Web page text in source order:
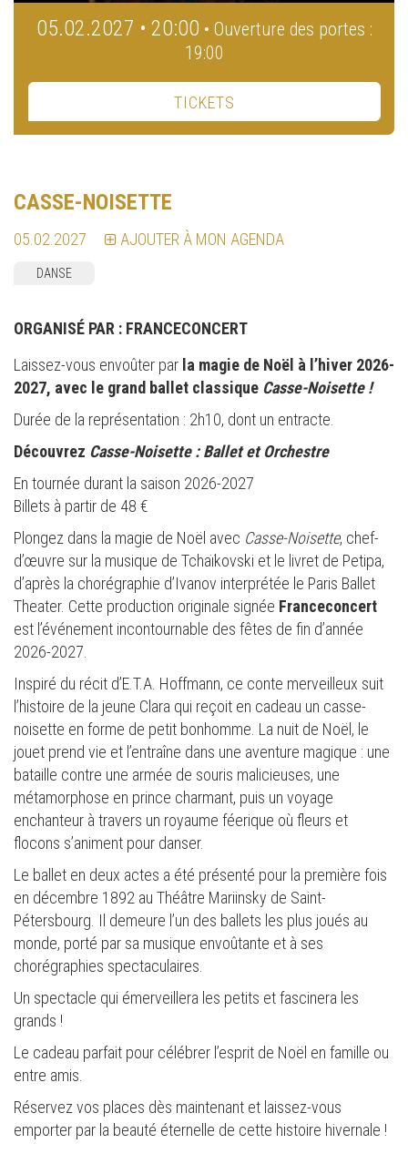
05.02.2027 • 20:00 • Ouverture des portes :
19:00
TICKETS
CASSE-NOISETTE
05.02.2027 AJOUTER À MON AGENDA
DANSE
ORGANISÉ PAR : FRANCECONCERT
Laissez-vous envoûter par la magie de Noël à l’hiver 2026-
2027, avec le grand ballet classique Casse-Noisette !
Durée de la représentation : 2h10, dont un entracte.
Découvrez Casse-Noisette : Ballet et Orchestre
En tournée durant la saison 2026-2027
Billets à partir de 48 €
Plongez dans la magie de Noël avec Casse-Noisette, chef-
d’œuvre sur la musique de Tchaïkovski et le livret de Petipa,
d’après la chorégraphie d’Ivanov interprétée le Paris Ballet
Theater. Cette production originale signée Franceconcert
est l’événement incontournable des fêtes de fin d’année
2026-2027.
Inspiré du récit d’E.T.A. Hoffmann, ce conte merveilleux suit
l’histoire de la jeune Clara qui reçoit en cadeau un casse-
noisette en forme de petit bonhomme. La nuit de Noël, le
jouet prend vie et l’entraîne dans une aventure magique : une
bataille contre une armée de souris malicieuses, une
métamorphose en prince charmant, puis un voyage
enchanteur à travers un royaume féerique où fleurs et
flocons s’animent pour danser.
Le ballet en deux actes a été présenté pour la première fois
en décembre 1892 au Théâtre Mariinsky de Saint-
Pétersbourg. Il demeure l’un des ballets les plus joués au
monde, porté par sa musique envoûtante et à ses
chorégraphies spectaculaires.
Un spectacle qui émerveillera les petits et fascinera les
grands !
Le cadeau parfait pour célébrer l’esprit de Noël en famille ou
entre amis.
Réservez vos places dès maintenant et laissez-vous
emporter par la beauté éternelle de cette histoire hivernale !